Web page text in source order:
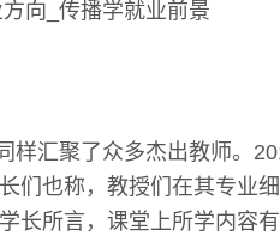
样汇聚了众多杰出教师。
们也称，教授们在其专业
长所言，课堂上所学内容